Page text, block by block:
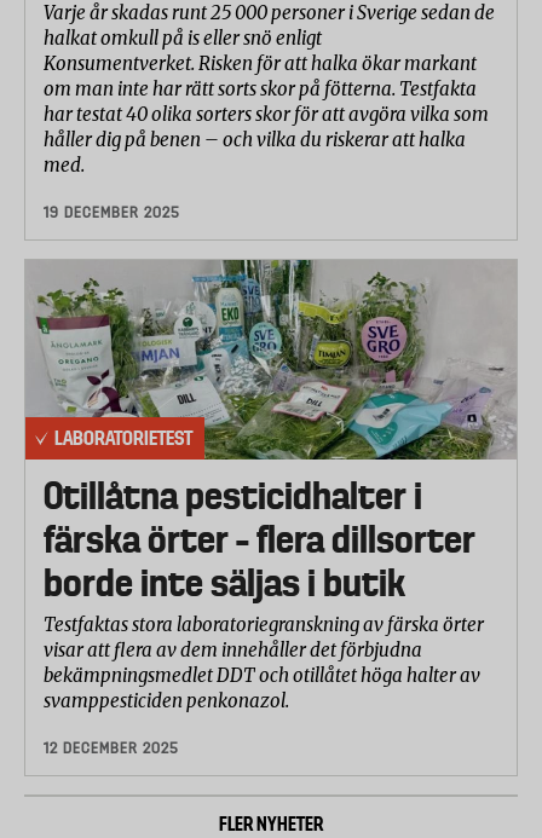
Varje år skadas runt 25 000 personer i Sverige sedan de
halkat omkull på is eller snö enligt
Konsumentverket. Risken för att halka ökar markant
om man inte har rätt sorts skor på fötterna. Testfakta
har testat 40 olika sorters skor för att avgöra vilka som
håller dig på benen – och vilka du riskerar att halka
med.
19 DECEMBER 2025
LABORATORIETEST
Otillåtna pesticidhalter i
färska örter – flera dillsorter
borde inte säljas i butik
Testfaktas stora laboratoriegranskning av färska örter
visar att flera av dem innehåller det förbjudna
bekämpningsmedlet DDT och otillåtet höga halter av
svamppesticiden penkonazol.
12 DECEMBER 2025
FLER NYHETER